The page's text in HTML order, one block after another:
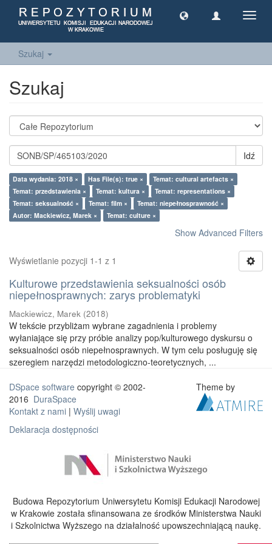
Szukaj
Szukaj
Idź
Data wydania: 2018 × Has File(s): true ×
Temat: cultural artefacts ×
Temat: przedstawienia ×
Temat: kultura ×
Temat: representations ×
Temat: seksualność ×
Temat: film ×
Temat: niepełnosprawność ×
Autor: Mackiewicz, Marek ×
Temat: culture ×
Show Advanced Filters
Wyświetlanie pozycji 1-1 z 1
Kulturowe przedstawienia seksualności osób
niepełnosprawnych: zarys problematyki
Mackiewicz, Marek (2018)
W tekście przybliżam wybrane zagadnienia i problemy
wyłaniające się przy próbie analizy pop/kulturowego dyskursu o
seksualności osób niepełnosprawnych. W tym celu posługuję się
szeregiem narzędzi metodologiczno-teoretycznych, ...
DSpace software copyright © 2002-
2016 DuraSpace
Kontakt z nami | Wyślij uwagi
Deklaracja dostępności
Theme by
Budowa Repozytorium Uniwersytetu Komisji Edukacji Narodowej
w Krakowie została sfinansowana ze środków Ministerstwa Nauki
i Szkolnictwa Wyższego na działalność upowszechniającą naukę.